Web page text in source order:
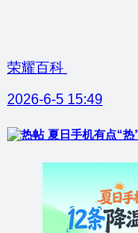
荣耀百科
2026-6-5 15:49
夏日手机有点“热